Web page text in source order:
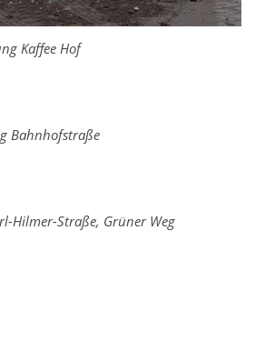
Kaffee Hof
Bahnhofstraße
Hilmer-Straße, Grüner Weg